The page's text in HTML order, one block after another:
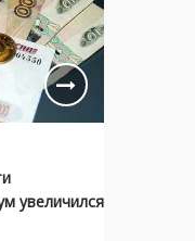
увеличился